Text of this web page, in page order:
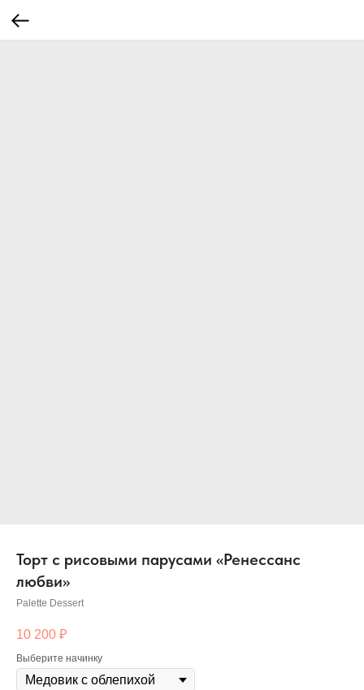
Торт с рисовыми парусами «Ренессанс
любви»
Palette Dessert
10 200 ₽
Выберите начинку